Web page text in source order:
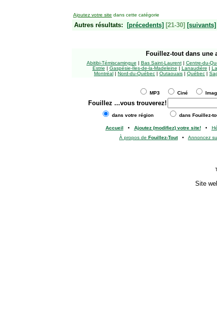
Ajoutez votre site dans cette catégorie
Autres résultats: [précedents] [21-30] [suivants]
Fouillez-tout dans une
Abitibi-Témiscamingue | Bas Saint-Laurent| Centre-du-
Estrie | Gaspésie-Îles-de-la-Madeleine | Lanaudière |
Montréal | Nord-du-Québec | Outaouais | Québec |
MP3 Ciné
Fouillez ...vous trouverez!
dans votre région dans Fouillez-
Accueil • Ajoutez (modifiez) votre site!•
À propos de Fouillez-Tout• Annoncez
Site